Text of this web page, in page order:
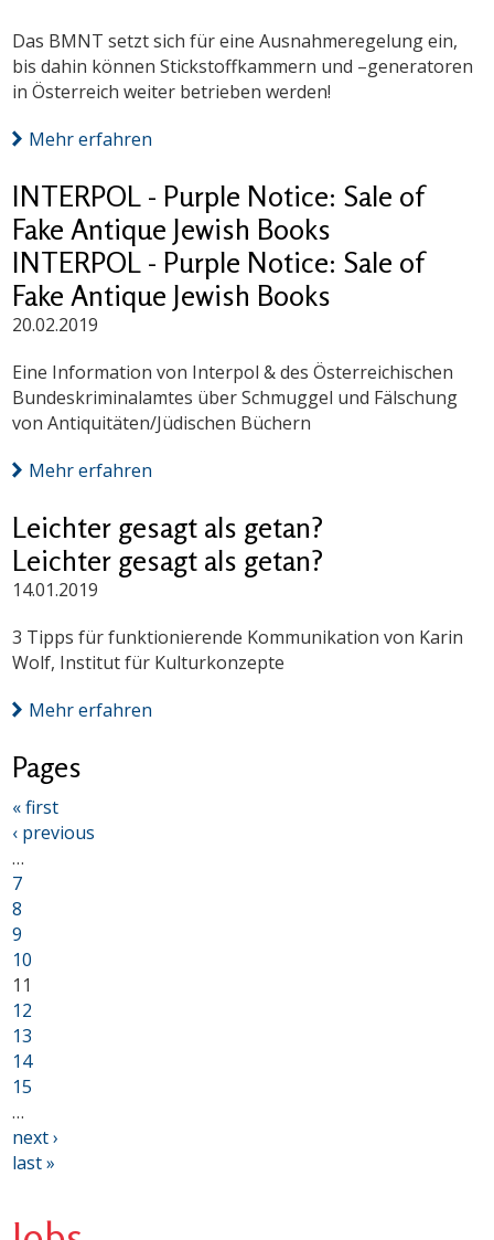
Das BMNT setzt sich für eine Ausnahmeregelung ein,
bis dahin können Stickstoffkammern und –generatoren
in Österreich weiter betrieben werden!
Mehr erfahren
INTERPOL - Purple Notice: Sale of
Fake Antique Jewish Books
INTERPOL - Purple Notice: Sale of
Fake Antique Jewish Books
20.02.2019
Eine Information von Interpol & des Österreichischen
Bundeskriminalamtes über Schmuggel und Fälschung
von Antiquitäten/Jüdischen Büchern
Mehr erfahren
Leichter gesagt als getan?
Leichter gesagt als getan?
14.01.2019
3 Tipps für funktionierende Kommunikation von Karin
Wolf, Institut für Kulturkonzepte
Mehr erfahren
Pages
« first
‹ previous
…
7
8
9
10
11
12
13
14
15
…
next ›
last »